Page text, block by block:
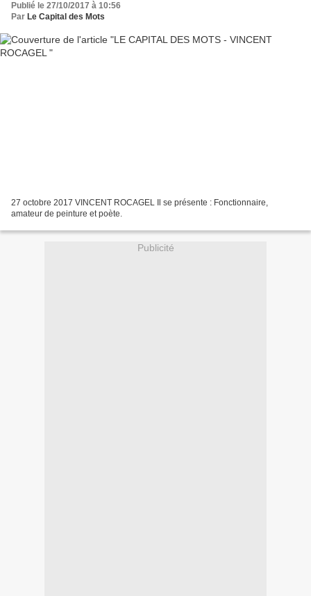
Publié le 27/10/2017 à 10:56
Par Le Capital des Mots
27 octobre 2017 VINCENT ROCAGEL Il se présente : Fonctionnaire,
amateur de peinture et poète.
Publicité